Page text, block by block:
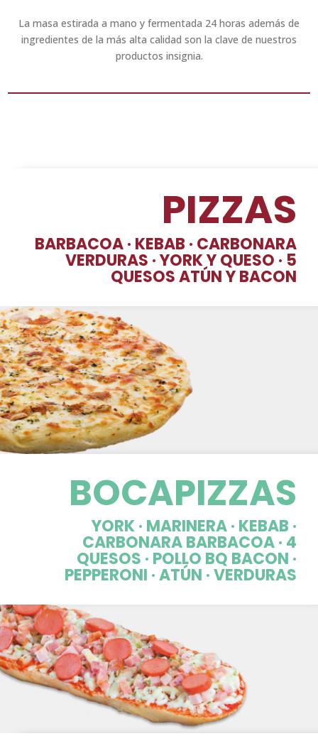
La masa estirada a mano y fermentada 24 horas además de
ingredientes de la más alta calidad son la clave de nuestros
productos insignia.
PIZZAS
BARBACOA · KEBAB · CARBONARA
VERDURAS · YORK Y QUESO · 5
QUESOS ATÚN Y BACON
BOCAPIZZAS
YORK · MARINERA · KEBAB ·
CARBONARA BARBACOA · 4
QUESOS · POLLO BQ BACON ·
PEPPERONI · ATÚN · VERDURAS